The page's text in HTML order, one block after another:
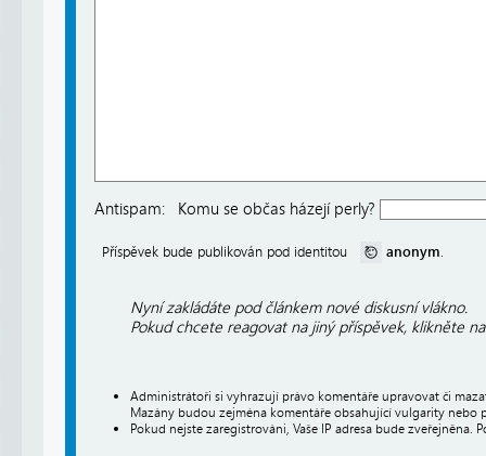
Antispam: Komu se občas házejí perly?
Příspěvek bude publikován pod identitou anonym.
Nyní zakládáte pod článkem nové diskusní vlákno.
Pokud chcete reagovat na jiný příspěvek, klikněte
Administrátoři si vyhrazují právo komentáře upravovat či
Mazány budou zejména komentáře obsahující vulgarity nebo
Pokud nejste zaregistrováni, Vaše IP adresa bude